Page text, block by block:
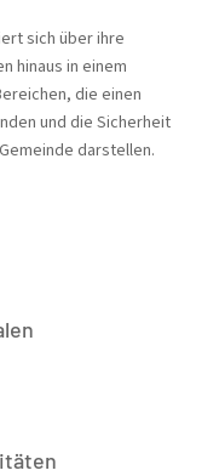
sich über ihre
hinaus in einem
die einen
und die Sicherheit
darstellen.